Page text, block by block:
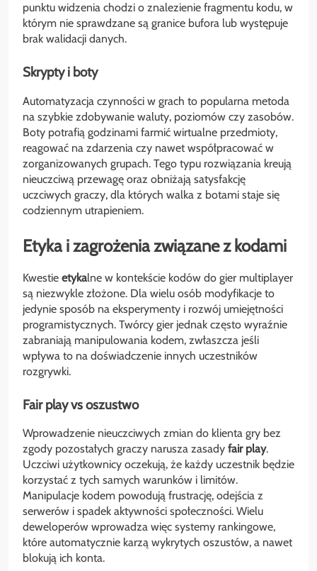
punktu widzenia chodzi o znalezienie fragmentu kodu, w
którym nie sprawdzane są granice bufora lub występuje
brak walidacji danych.
Skrypty i boty
Automatyzacja czynności w grach to popularna metoda
na szybkie zdobywanie waluty, poziomów czy zasobów.
Boty potrafią godzinami farmić wirtualne przedmioty,
reagować na zdarzenia czy nawet współpracować w
zorganizowanych grupach. Tego typu rozwiązania kreują
nieuczciwą przewagę oraz obniżają satysfakcję
uczciwych graczy, dla których walka z botami staje się
codziennym utrapieniem.
Etyka i zagrożenia związane z kodami
Kwestie etykalne w kontekście kodów do gier multiplayer
są niezwykle złożone. Dla wielu osób modyfikacje to
jedynie sposób na eksperymenty i rozwój umiejętności
programistycznych. Twórcy gier jednak często wyraźnie
zabraniają manipulowania kodem, zwłaszcza jeśli
wpływa to na doświadczenie innych uczestników
rozgrywki.
Fair play vs oszustwo
Wprowadzenie nieuczciwych zmian do klienta gry bez
zgody pozostałych graczy narusza zasady fair play.
Uczciwi użytkownicy oczekują, że każdy uczestnik będzie
korzystać z tych samych warunków i limitów.
Manipulacje kodem powodują frustrację, odejścia z
serwerów i spadek aktywności społeczności. Wielu
deweloperów wprowadza więc systemy rankingowe,
które automatycznie karzą wykrytych oszustów, a nawet
blokują ich konta.